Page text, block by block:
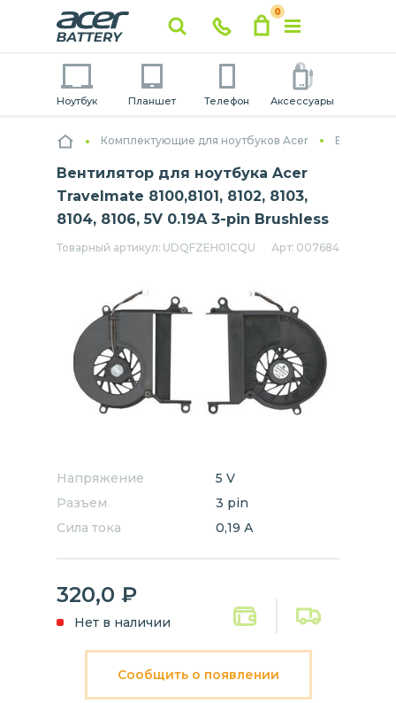
0
Ноутбук Планшет Телефон Аксессуары
Комплектующие для ноутбуков Acer
Вентилятор для ноутбука Acer
Travelmate 8100,8101, 8102, 8103,
8104, 8106, 5V 0.19A 3-pin Brushless
Товарный артикул: UDQFZEH01CQU Арт: 007684
Напряжение
5 V
Разъем
3 pin
Сила тока
0,19 А
320,0 ₽
Нет в наличии
Сообщить о появлении